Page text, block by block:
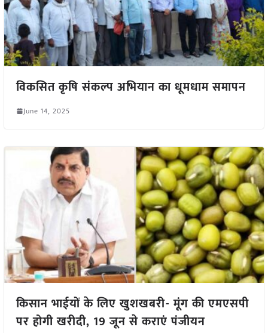
विकसित कृषि संकल्प अभियान का धूमधाम समापन
June 14, 2025
किसान भाईयों के लिए खुशखबरी- मूंग की एमएसपी
पर होगी खरीदी, 19 जून से कराएं पंजीयन